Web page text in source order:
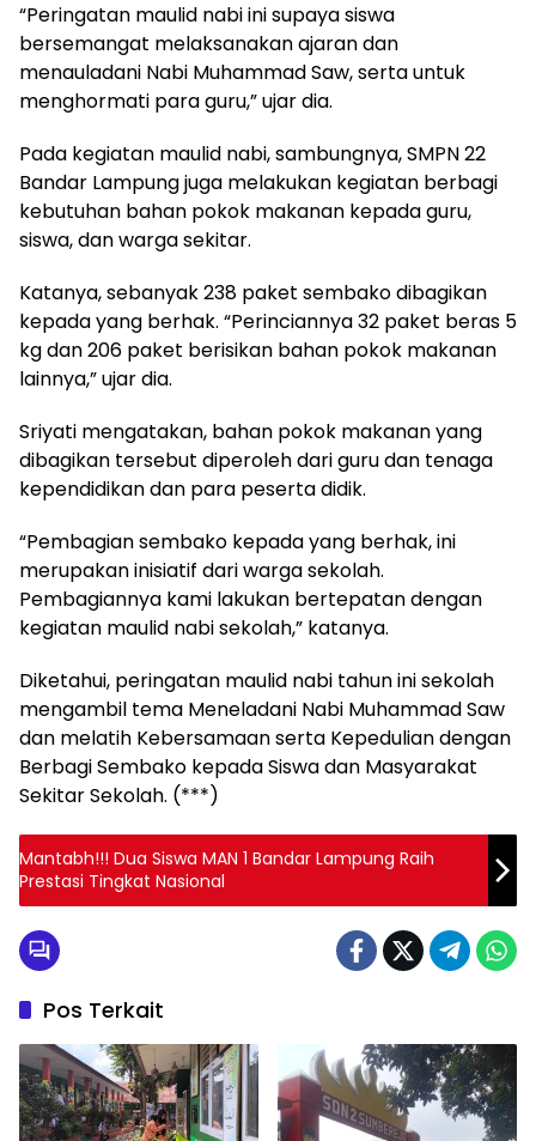
“Peringatan maulid nabi ini supaya siswa
bersemangat melaksanakan ajaran dan
menauladani Nabi Muhammad Saw, serta untuk
menghormati para guru,” ujar dia.
Pada kegiatan maulid nabi, sambungnya, SMPN 22
Bandar Lampung juga melakukan kegiatan berbagi
kebutuhan bahan pokok makanan kepada guru,
siswa, dan warga sekitar.
Katanya, sebanyak 238 paket sembako dibagikan
kepada yang berhak. “Perinciannya 32 paket beras 5
kg dan 206 paket berisikan bahan pokok makanan
lainnya,” ujar dia.
Sriyati mengatakan, bahan pokok makanan yang
dibagikan tersebut diperoleh dari guru dan tenaga
kependidikan dan para peserta didik.
“Pembagian sembako kepada yang berhak, ini
merupakan inisiatif dari warga sekolah.
Pembagiannya kami lakukan bertepatan dengan
kegiatan maulid nabi sekolah,” katanya.
Diketahui, peringatan maulid nabi tahun ini sekolah
mengambil tema Meneladani Nabi Muhammad Saw
dan melatih Kebersamaan serta Kepedulian dengan
Berbagi Sembako kepada Siswa dan Masyarakat
Sekitar Sekolah. (***)
Mantabh!!! Dua Siswa MAN 1 Bandar Lampung Raih
Prestasi Tingkat Nasional
Pos Terkait